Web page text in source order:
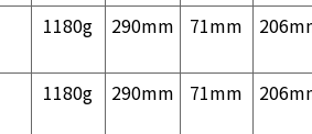
1180g 290mm 71mm
1180g 290mm 71mm